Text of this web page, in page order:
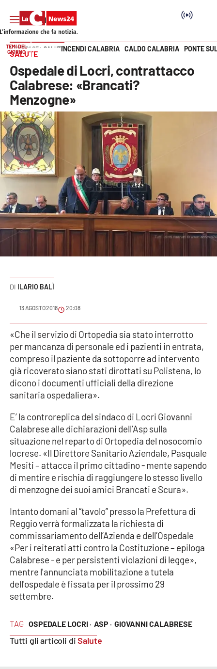
SEZIONI
Cronaca
Politica
Attualità
Economia e lavoro
Italia Mondo
Sanità
Meteo
Editoriali
VIDEO
Cronaca
Cultura
Economia e Lavoro
Sanità
Società
Sport
Good Morning Vietnam
Vai
TEMI DEL
GIORNO
INCENDI CALABRIA CALDO CALABRIA PONTE
HOME PAGE SALUTE
SALUTE
Ospedale di Locri, contrattacco
Calabrese: «Brancati?
Menzogne»
ILARIO BALÌ
13 AGOSTO 2018 20:08
TAG OSPEDALE LOCRI · ASP · GIOVANNI CALABRESE
Tutti gli articoli diSalute
«Che il servizio di Ortopedia sia stato interrotto
per mancanza di personale ed i pazienti in entrata,
compreso il paziente da sottoporre ad intervento
già ricoverato siano stati dirottati su Polistena, lo
dicono i documenti ufficiali della direzione
sanitaria ospedaliera».
E’ la controreplica del sindaco di Locri Giovanni
Calabrese alle dichiarazioni dell’Asp sulla
situazione nel reparto di Ortopedia del nosocomio
locrese. «Il Direttore Sanitario Aziendale, Pasquale
Mesiti – attacca il primo cittadino - mente sapendo
di mentire e rischia di raggiungere lo stesso livello
di menzogne dei suoi amici Brancati e Scura».
Intanto domani al “tavolo” presso la Prefettura di
Reggio verrà formalizzata la richiesta di
commissariamento dell’Azienda e dell’Ospedale
«Per i reiterati atti contro la Costituzione – epiloga
Calabrese - e per persistenti violazioni di legge»,
mentre l'annunciata mobilitazione a tutela
dell'ospedale è fissata per il prossimo 29
settembre.